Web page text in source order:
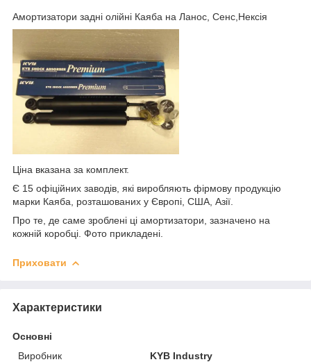
Амортизатори задні олійні Каяба на Ланос, Сенс,Нексія
Ціна вказана за комплект.
Є 15 офіційних заводів, які виробляють фірмову продукцію
марки Каяба, розташованих у Європі, США, Азії.
Про те, де саме зроблені ці амортизатори, зазначено на
кожній коробці. Фото прикладені.
Приховати
Характеристики
Основні
Виробник
KYB Industry